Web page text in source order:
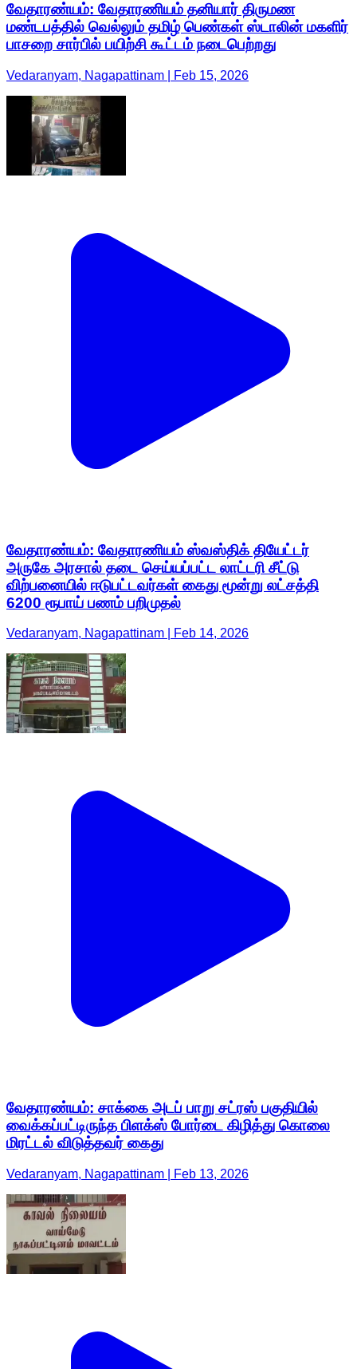
வேதாரண்யம்: வேதாரணியம் தனியார் திருமண
மண்டபத்தில் வெல்லும் தமிழ் பெண்கள் ஸ்டாலின் மகளிர்
பாசறை சார்பில் பயிற்சி கூட்டம் நடைபெற்றது
Vedaranyam, Nagapattinam | Feb 15, 2026
வேதாரண்யம்: வேதாரணியம் ஸ்வஸ்திக் தியேட்டர்
அருகே அரசால் தடை செய்யப்பட்ட லாட்டரி சீட்டு
விற்பனையில் ஈடுபட்டவர்கள் கைது மூன்று லட்சத்தி
6200 ரூபாய் பணம் பறிமுதல்
Vedaranyam, Nagapattinam | Feb 14, 2026
வேதாரண்யம்: சாக்கை அடப் பாறு சட்ரஸ் பகுதியில்
வைக்கப்பட்டிருந்த பிளக்ஸ் போர்டை கிழித்து கொலை
மிரட்டல் விடுத்தவர் கைது
Vedaranyam, Nagapattinam | Feb 13, 2026